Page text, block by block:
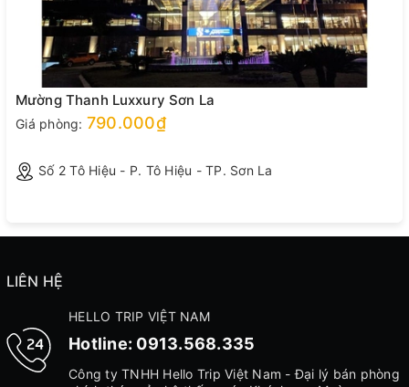
Mường Thanh Luxxury Sơn La
Giá phòng: 790.000₫
Số 2 Tô Hiệu - P. Tô Hiệu - TP. Sơn La
LIÊN HỆ
HELLO TRIP VIỆT NAM
Hotline: 0913.568.335
Công ty TNHH Hello Trip Việt Nam - Đại lý bán phòng